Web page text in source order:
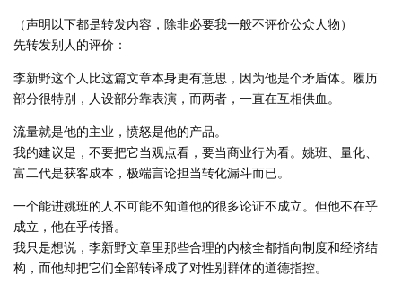
（声明以下都是转发内容，除非必要我一般不评价公众人物）
先转发别人的评价：
李新野这个人比这篇文章本身更有意思，因为他是个矛盾体。履历
部分很特别，人设部分靠表演，而两者，一直在互相供血。
流量就是他的主业，愤怒是他的产品。
我的建议是，不要把它当观点看，要当商业行为看。姚班、量化、
富二代是获客成本，极端言论担当转化漏斗而已。
一个能进姚班的人不可能不知道他的很多论证不成立。但他不在乎
成立，他在乎传播。
我只是想说，李新野文章里那些合理的内核全都指向制度和经济结
构，而他却把它们全部转译成了对性别群体的道德指控。